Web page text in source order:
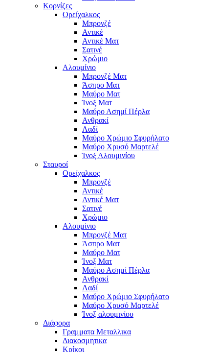
Κορνίζες
Ορείχαλκος
Μπρονζέ
Αντικέ
Αντικέ Ματ
Σατινέ
Χρώμιο
Αλουμίνιο
Μπρονζέ Ματ
Άσπρο Ματ
Μαύρο Ματ
Ίνοξ Ματ
Μαύρο Ασημί Πέρλα
Ανθρακί
Λαδί
Μαύρο Χρώμιο Σφυρήλατο
Μαύρο Χρυσό Μαρτελέ
Ίνοξ Αλουμινίου
Σταυροί
Ορείχαλκος
Μπρονζέ
Αντικέ
Αντικέ Ματ
Σατινέ
Χρώμιο
Αλουμίνιο
Μπρονζέ Ματ
Άσπρο Ματ
Μαύρο Ματ
Ίνοξ Ματ
Μαύρο Ασημί Πέρλα
Ανθρακί
Λαδί
Μαύρο Χρώμιο Σφυρήλατο
Μαύρο Χρυσό Μαρτελέ
Ίνοξ αλουμινίου
Διάφορα
Γραμματα Μεταλλικα
Διακοσμητικα
Κρίκοι